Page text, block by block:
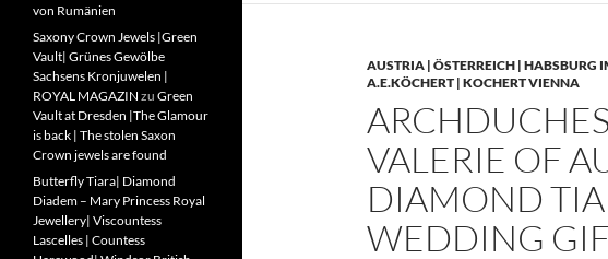
AUSTRIA | ÖSTERREICH | HABSBURG
A.E.KÖCHERT | KOCHERT VIENNA
VALERIE OF
DIAMOND
WEDDING
von Rumänien
Saxony Crown Jewels |Green
Vault| Grünes Gewölbe
Sachsens Kronjuwelen |
ROYAL MAGAZIN zu Green
Vault at Dresden |The Glamour
is back | The stolen Saxon
Crown jewels are found
Butterfly Tiara| Diamond
Diadem – Mary Princess Royal
Jewellery| Viscountess
Lascelles | Countess